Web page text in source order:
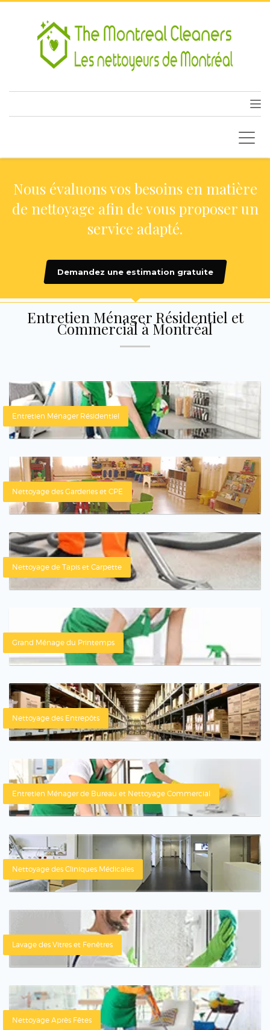
Nous évaluons vos besoins en matière
de nettoyage afin de vous proposer un
service adapté.
Demandez une estimation gratuite
Entretien Ménager Résidentiel et
Commercial à Montréal
Entretien Ménager Résidentiel
Nettoyage des Garderies et CPE
Nettoyage de Tapis et Carpette
Grand Ménage du Printemps
Nettoyage des Entrepôts
Entretien Ménager de Bureau et Nettoyage Commercial
Nettoyage des Cliniques Médicales
Lavage des Vitres et Fenêtres
Nettoyage Après Fêtes